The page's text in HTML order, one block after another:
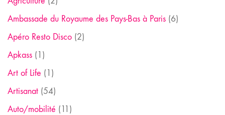
Ambassade du Royaume des Pays-Bas à Paris (6)
Apéro Resto Disco (2)
Apkass (1)
Art of Life (1)
Artisanat (54)
Auto/mobilité (11)